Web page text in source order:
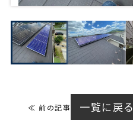
≪ 前の記事 一覧に戻る